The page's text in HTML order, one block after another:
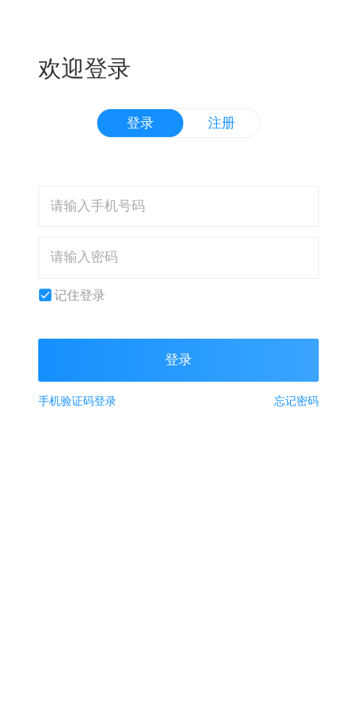
欢迎登录
登录 注册
记住登录
手机验证码登录 忘记密码